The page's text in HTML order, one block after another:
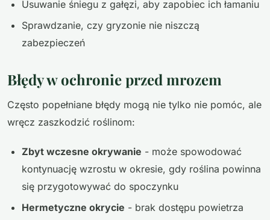
Usuwanie śniegu z gałęzi, aby zapobiec ich łamaniu
Sprawdzanie, czy gryzonie nie niszczą
zabezpieczeń
Błędy w ochronie przed mrozem
Często popełniane błędy mogą nie tylko nie pomóc, ale
wręcz zaszkodzić roślinom:
Zbyt wczesne okrywanie - może spowodować
kontynuację wzrostu w okresie, gdy roślina powinna
się przygotowywać do spoczynku
Hermetyczne okrycie - brak dostępu powietrza